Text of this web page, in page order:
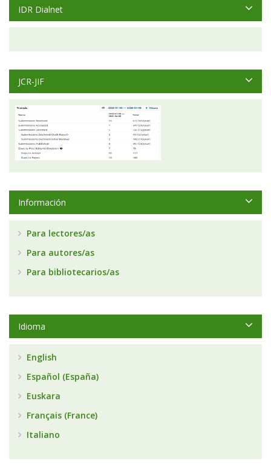
IDR Dialnet
JCR-JIF
Información
Para lectores/as
Para autores/as
Para bibliotecarios/as
Idioma
English
Español (España)
Euskara
Français (France)
Italiano